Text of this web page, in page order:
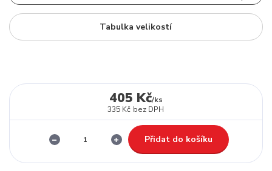
Tabulka velikostí
405 Kč/ks
335 Kč bez DPH
Přidat do košíku